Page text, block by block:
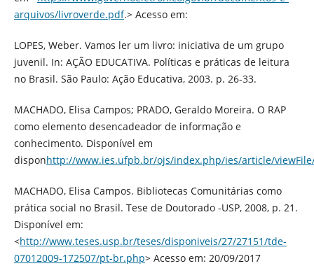
arquivos/livroverde.pdf.> Acesso em:
LOPES, Weber. Vamos ler um livro: iniciativa de um grupo
juvenil. In: AÇÃO EDUCATIVA. Políticas e práticas de leitura
no Brasil. São Paulo: Ação Educativa, 2003. p. 26-33.
MACHADO, Elisa Campos; PRADO, Geraldo Moreira. O RAP
como elemento desencadeador de informação e
conhecimento. Disponível em
disponhttp://www.ies.ufpb.br/ojs/index.php/ies/article/
MACHADO, Elisa Campos. Bibliotecas Comunitárias como
prática social no Brasil. Tese de Doutorado -USP, 2008, p. 21.
Disponível em:
<http://www.teses.usp.br/teses/disponiveis/27/27151/tde-
07012009-172507/pt-br.php> Acesso em: 20/09/2017